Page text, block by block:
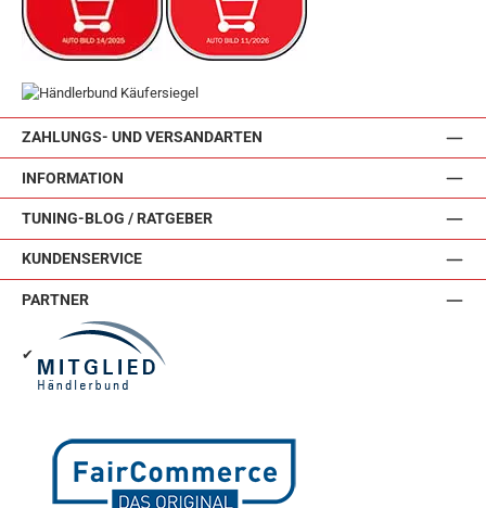
ZAHLUNGS- UND VERSANDARTEN
INFORMATION
TUNING-BLOG / RATGEBER
KUNDENSERVICE
PARTNER
✔